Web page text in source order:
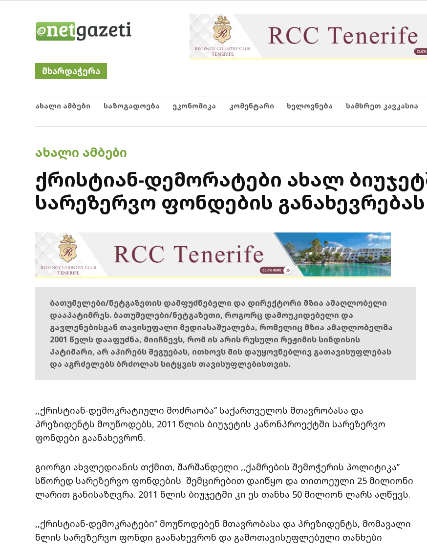
Netgazeti
მხარდაჭერა
ახალი ამბები საზოგადოება ეკონომიკა კომენტარი ხელოვნება სამხრეთ კავკასია
POSTED
ᲐᲮᲐᲚᲘ ᲐᲛᲑᲔᲑᲘ
ქრისტიან-დემორატები ახალ
სარეზერვო ფონდების
ბათუმელები/ნეტგაზეთის დამფუძნებელი და დირექტორი მზია ამაღლობელი
დააპატიმრეს. ბათუმელები/ნეტგაზეთი, როგორც დამოუკიდებელი და
გავლენებისგან თავისუფალი მედიასაშუალება, რომელიც მზია ამაღლობელმა
2001 წელს დააფუძნა, მიიჩნევს, რომ ის არის რუსული რეჟიმის სინდისის
პატიმარი, არ აპირებს შეგუებას, ითხოვს მის დაუყოვნებლივ გათავისუფლებას
და აგრძელებს ბრძოლას სიტყვის თავისუფლებისთვის.
,,ქრისტიან-დემოკრატიული მოძრაობა’’ საქართველოს მთავრობასა და
პრეზიდენტს მოუწოდებს, 2011 წლის ბიუჯეტის კანონპროექტში სარეზერვო
ფონდები გაანახევრონ.
გიორგი ახვლედიანის თქმით, შარშანდელი ,,ქამრების შემოჭერის პოლიტიკა’’
სწორედ სარეზერვო ფონდების შემცირებით დაიწყო და თითოეული 25 მილიონი
ლარით განისაზღვრა. 2011 წლის ბიუჯეტში კი ეს თანხა 50 მილიონ ლარს აღწევს.
,,ქრისტიან-დემოკრატები’’ მოუწოდებენ მთავრობასა და პრეზიდენტს, მომავალი
წლის სარეზერვო ფონდი გაანახევრონ და გამოთავისუფლებული თანხები